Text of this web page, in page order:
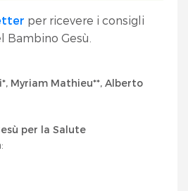
per ricevere i consigli
Gesù.
Myriam Mathieu**, Alberto
per la Salute